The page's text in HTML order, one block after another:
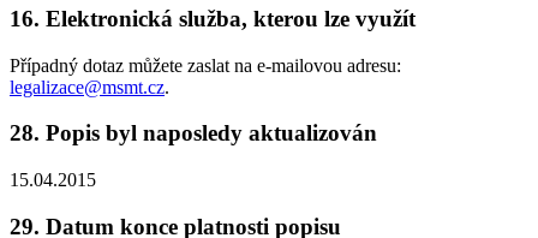
16. Elektronická služba, kterou lze využít
Případný dotaz můžete zaslat na e-mailovou adresu:
legalizace@msmt.cz.
28. Popis byl naposledy aktualizován
15.04.2015
29. Datum konce platnosti popisu